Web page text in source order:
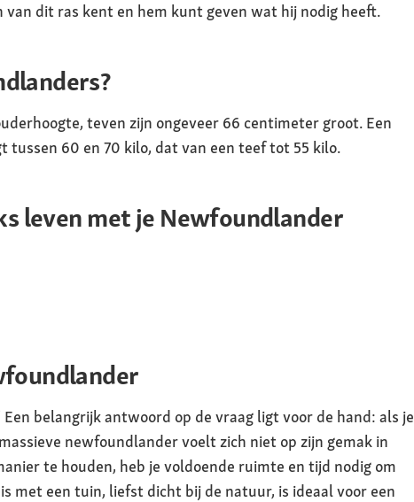
dit ras kent en hem kunt geven wat hij nodig heeft.
teven zijn ongeveer 66 centimeter groot. Een
60 en 70 kilo, dat van een teef tot 55 kilo.
leven met je Newfoundlander
belangrijk antwoord op de vraag ligt voor de hand: als je
newfoundlander voelt zich niet op zijn gemak in
te houden, heb je voldoende ruimte en tijd nodig om
met een tuin, liefst dicht bij de natuur, is ideaal voor een